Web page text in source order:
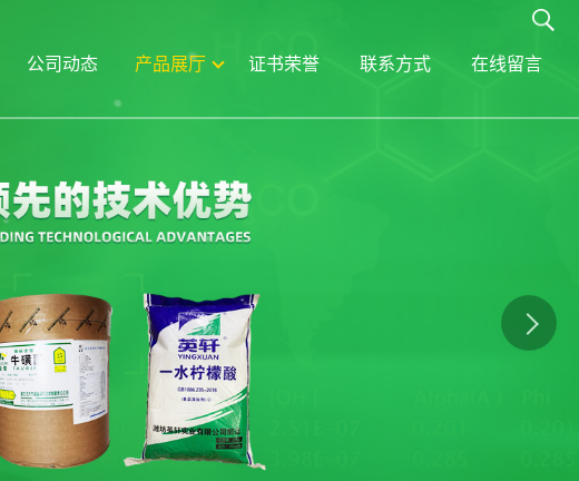
公司动态 产品展厅 证书荣誉 联系方式 在线留言